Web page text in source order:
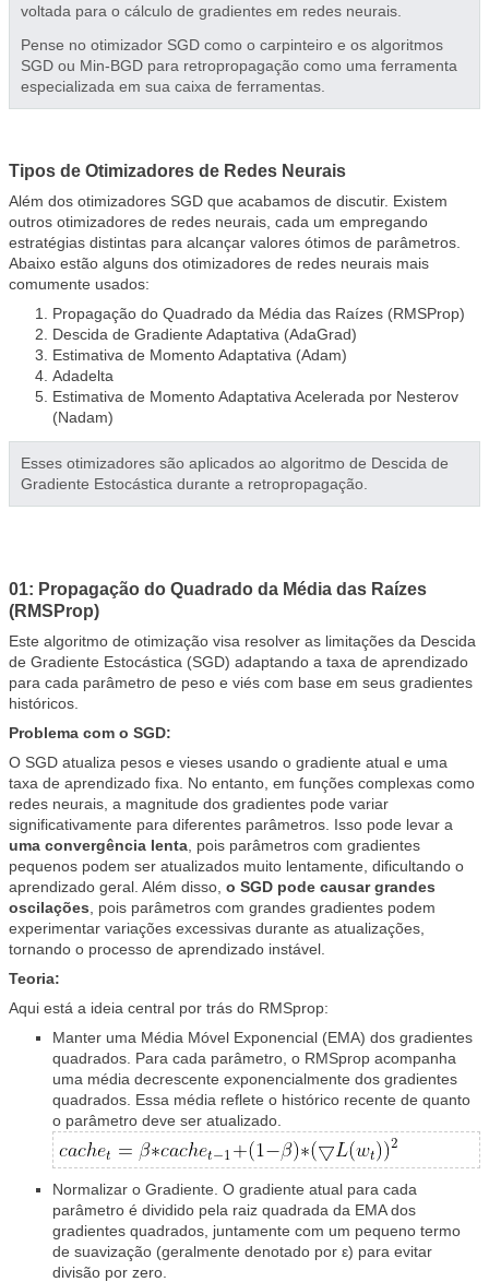
voltada para o cálculo de gradientes em redes neurais.
Pense no otimizador SGD como o carpinteiro e os algoritmos
SGD ou Min-BGD para retropropagação como uma ferramenta
especializada em sua caixa de ferramentas.
Tipos de Otimizadores de Redes Neurais
Além dos otimizadores SGD que acabamos de discutir. Existem
outros otimizadores de redes neurais, cada um empregando
estratégias distintas para alcançar valores ótimos de parâmetros.
Abaixo estão alguns dos otimizadores de redes neurais mais
comumente usados:
Propagação do Quadrado da Média das Raízes (RMSProp)
Descida de Gradiente Adaptativa (AdaGrad)
Estimativa de Momento Adaptativa (Adam)
Adadelta
Estimativa de Momento Adaptativa Acelerada por Nesterov
(Nadam)
Esses otimizadores são aplicados ao algoritmo de Descida de
Gradiente Estocástica durante a retropropagação.
01: Propagação do Quadrado da Média das Raízes
(RMSProp)
Este algoritmo de otimização visa resolver as limitações da Descida
de Gradiente Estocástica (SGD) adaptando a taxa de aprendizado
para cada parâmetro de peso e viés com base em seus gradientes
históricos.
Problema com o SGD:
O SGD atualiza pesos e vieses usando o gradiente atual e uma
taxa de aprendizado fixa. No entanto, em funções complexas como
redes neurais, a magnitude dos gradientes pode variar
significativamente para diferentes parâmetros. Isso pode levar a
uma convergência lenta , pois parâmetros com gradientes
pequenos podem ser atualizados muito lentamente, dificultando o
aprendizado geral. Além disso, o SGD pode causar grandes
oscilações , pois parâmetros com grandes gradientes podem
experimentar variações excessivas durante as atualizações,
tornando o processo de aprendizado instável.
Teoria:
Aqui está a ideia central por trás do RMSprop:
Manter uma Média Móvel Exponencial (EMA) dos gradientes
quadrados. Para cada parâmetro, o RMSprop acompanha
uma média decrescente exponencialmente dos gradientes
quadrados. Essa média reflete o histórico recente de quanto
o parâmetro deve ser atualizado.
Normalizar o Gradiente. O gradiente atual para cada
parâmetro é dividido pela raiz quadrada da EMA dos
gradientes quadrados, juntamente com um pequeno termo
de suavização (geralmente denotado por ε) para evitar
divisão por zero.